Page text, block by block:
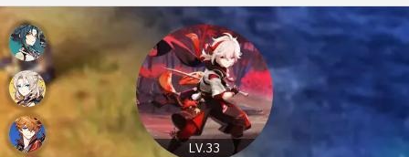
LV.33